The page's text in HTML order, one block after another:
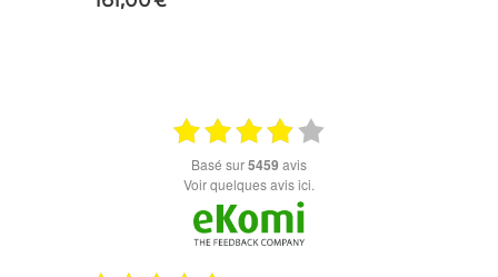
basé sur5459 avis
Voir quelques avis ici.